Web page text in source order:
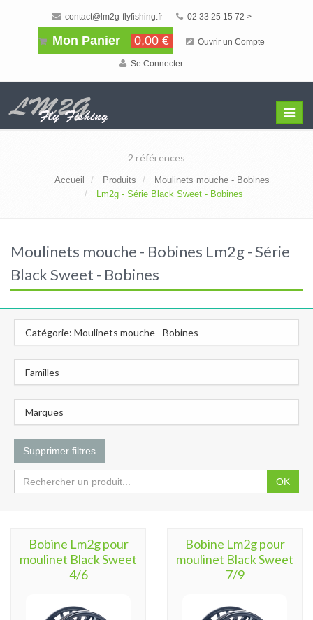
contact@lm2g-flyfishing.fr 02 33 25 15 72 >
Mon Panier 0,00 € Ouvrir un Compte
Se Connecter
Menu
2 références
Accueil Produits
Moulinets mouche - Bobines
Lm2g - Série Black Sweet - Bobines
Moulinets mouche - Bobines Lm2g - Série
Black Sweet - Bobines
Catégorie: Moulinets mouche - Bobines
Familles
Marques
Supprimer filtres
OK
Bobine Lm2g pour
moulinet Black Sweet
4/6
Bobine Lm2g pour
moulinet Black Sweet
7/9